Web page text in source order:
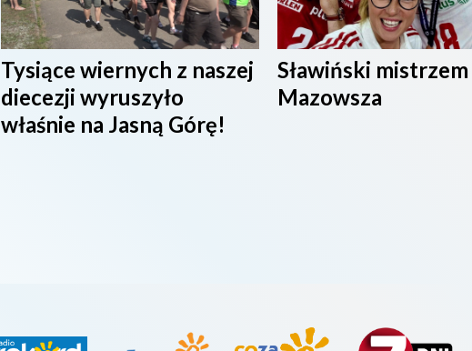
Tysiące wiernych z naszej
diecezji wyruszyło
właśnie na Jasną Górę!
Sławiński mistrzem
Mazowsza